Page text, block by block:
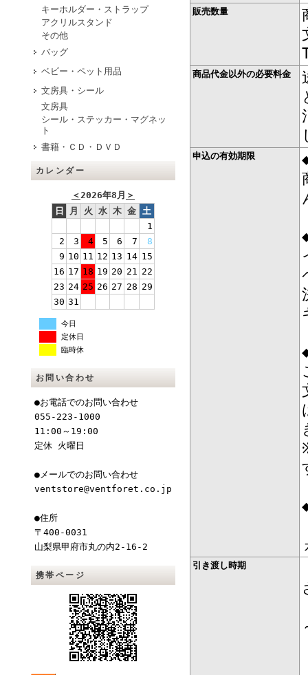
キーホルダー・ストラップ
アクリルスタンド
その他
バッグ
ベビー・ペット用品
文房具・シール
文房具
シール・ステッカー・マグネッ
ト
書籍・ＣＤ・ＤＶＤ
カレンダー
＜2026年8月 ＞
日
月 火 水 木 金 土
1
2
3 4 5 6 7
8
9 10 11 12 13 14 15
16 17 18 19 20 21 22
23 24 25 26 27 28 29
30 31
今日
定休日
臨時休
お問い合わせ
●お電話でのお問い合わせ
055-223-1000
11:00～19:00
定休 火曜日
●メールでのお問い合わせ
ventstore@ventforet.co.jp
●住所
〒400-0031
山梨県甲府市丸の内2-16-2
携帯ページ
販売数量
商品代金以外の必要料金
申込の有効期限
引き渡し時期